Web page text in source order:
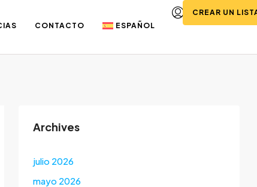
CONTACTO ESPAÑOL
CREAR UN
Archives
julio 2026
mayo 2026